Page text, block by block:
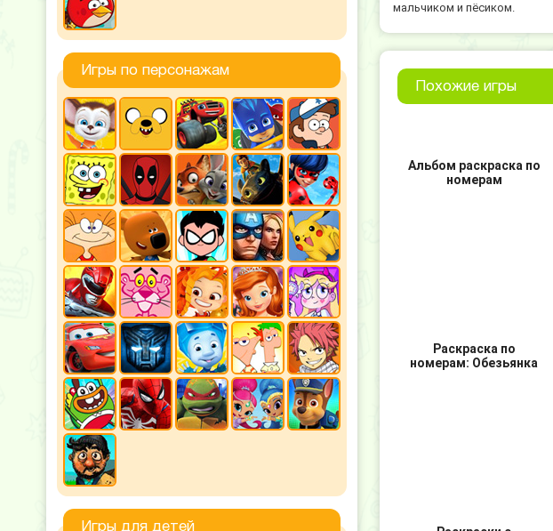
Игры по персонажам
Игры для детей
мальчиком и пёсиком.
Похожие игры
Альбом раскраска по
номерам
Раскраска по
номерам: Обезьянка